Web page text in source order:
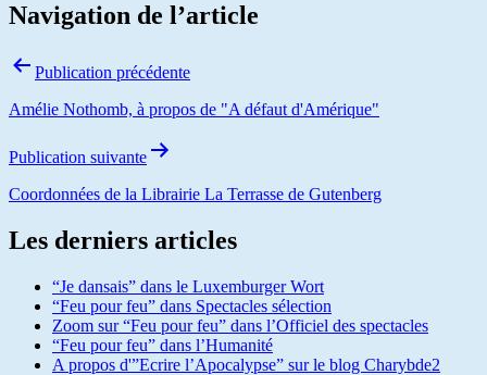
Navigation de l’article
Publication précédente
Amélie Nothomb, à propos de "A défaut d'Amérique"
Publication suivante
Coordonnées de la Librairie La Terrasse de Gutenberg
Les derniers articles
“Je dansais” dans le Luxemburger Wort
“Feu pour feu” dans Spectacles sélection
Zoom sur “Feu pour feu” dans l’Officiel des spectacles
“Feu pour feu” dans l’Humanité
A propos d'”Ecrire l’Apocalypse” sur le blog Charybde2